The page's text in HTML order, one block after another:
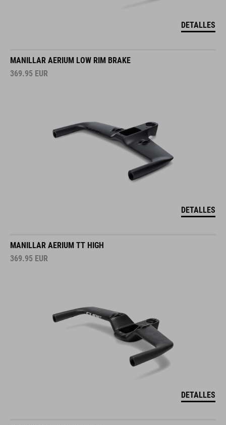
DETALLES
MANILLAR AERIUM LOW RIM BRAKE
369.95 EUR
DETALLES
MANILLAR AERIUM TT HIGH
369.95 EUR
DETALLES